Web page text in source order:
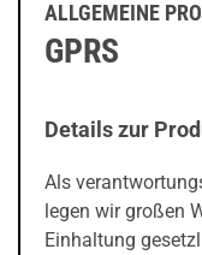
ALLGEMEINE
GPRS
Details zur
Als
legen wir großen
Einhaltung